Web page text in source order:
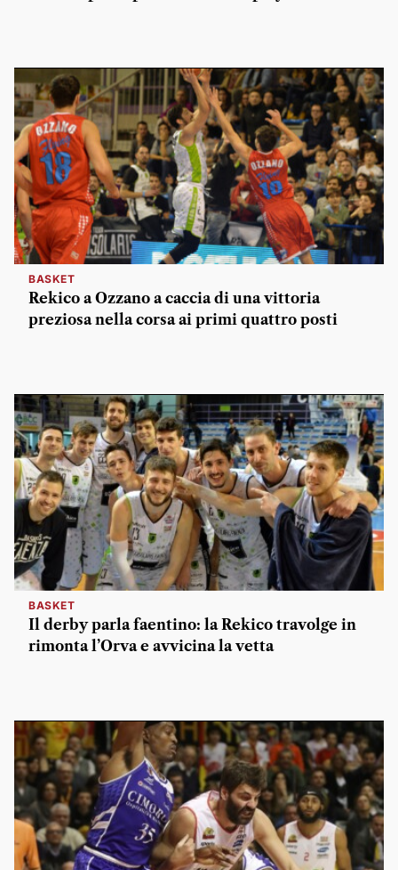
BASKET
Rekico a Ozzano a caccia di una vittoria
preziosa nella corsa ai primi quattro posti
BASKET
Il derby parla faentino: la Rekico travolge in
rimonta l’Orva e avvicina la vetta